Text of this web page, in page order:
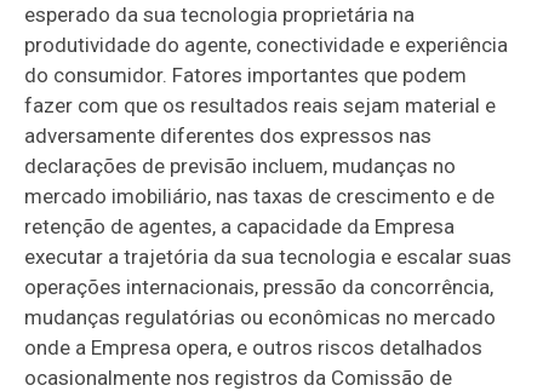
esperado da sua tecnologia proprietária na
produtividade do agente, conectividade e experiência
do consumidor. Fatores importantes que podem
fazer com que os resultados reais sejam material e
adversamente diferentes dos expressos nas
declarações de previsão incluem, mudanças no
mercado imobiliário, nas taxas de crescimento e de
retenção de agentes, a capacidade da Empresa
executar a trajetória da sua tecnologia e escalar suas
operações internacionais, pressão da concorrência,
mudanças regulatórias ou econômicas no mercado
onde a Empresa opera, e outros riscos detalhados
ocasionalmente nos registros da Comissão de